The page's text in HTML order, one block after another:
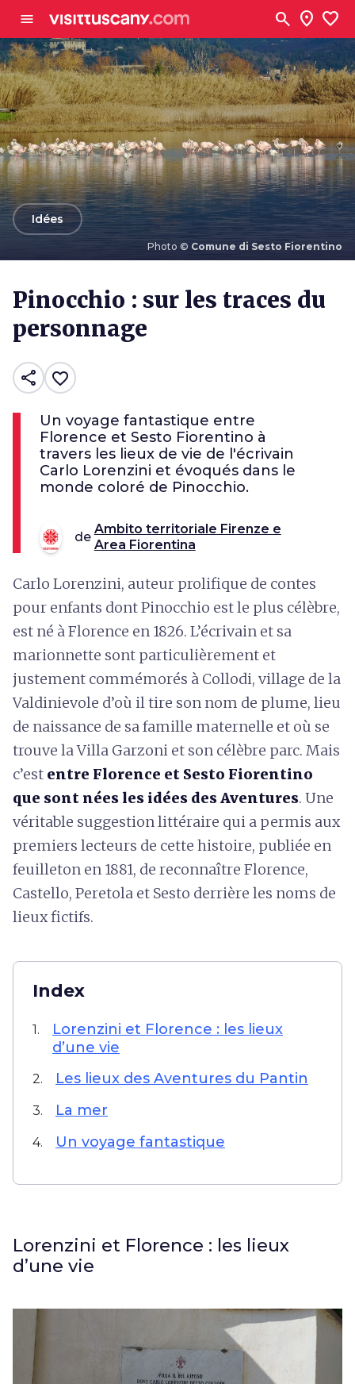
menu search location_on favorite
Photo © Comune di Sesto Fiorentino
arrow_backIdées
Pinocchio : sur les traces du
personnage
share favorite_border
Un voyage fantastique entre
Florence et Sesto Fiorentino à
travers les lieux de vie de l'écrivain
Carlo Lorenzini et évoqués dans le
monde coloré de Pinocchio.
de
Ambito territoriale Firenze e
Area Fiorentina
Carlo Lorenzini, auteur prolifique de contes
pour enfants dont Pinocchio est le plus célèbre,
est né à Florence en 1826. L’écrivain et sa
marionnette sont particulièrement et
justement commémorés à Collodi, village de la
Valdinievole d’où il tire son nom de plume, lieu
de naissance de sa famille maternelle et où se
trouve la Villa Garzoni et son célèbre parc. Mais
c’est entre Florence et Sesto Fiorentino
que sont nées les idées des Aventures. Une
véritable suggestion littéraire qui a permis aux
premiers lecteurs de cette histoire, publiée en
feuilleton en 1881, de reconnaître Florence,
Castello, Peretola et Sesto derrière les noms de
lieux fictifs.
Index
1.
Lorenzini et Florence : les lieux
d’une vie
2. Les lieux des Aventures du Pantin
3. La mer
4. Un voyage fantastique
Lorenzini et Florence : les lieux
d’une vie